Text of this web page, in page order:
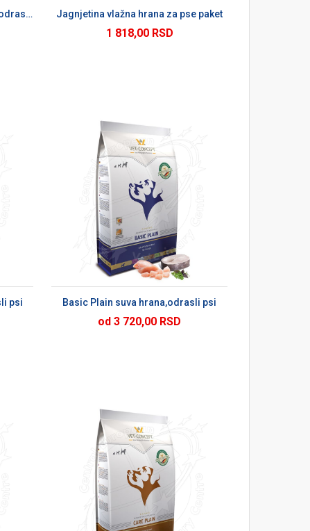
Activ Plain 15 kg suva hrana za odrasle pse Jagnjetina vlažna hrana za pse paket
1 818,00 RSD
psi Basic Plain suva hrana,odrasli psi
od 3 720,00 RSD